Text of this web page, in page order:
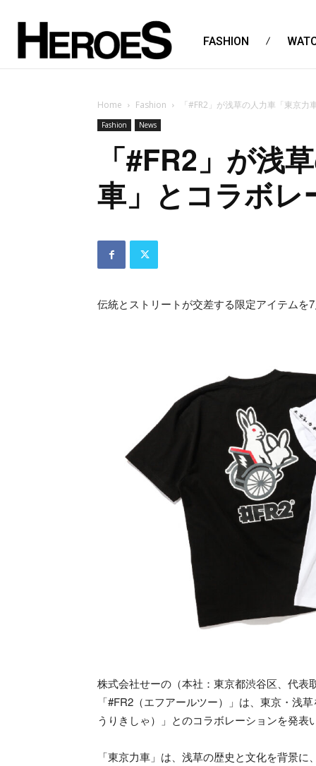
FASHION
Home Fashion 「#FR2」が浅草の人力車「東京
Fashion News
「#FR2」が浅
車」とコラボレ
伝統とストリートが交差する限定アイテム
株式会社せーの（本社：東京都渋谷区、代
「#FR2（エフアールツー）」は、東京・浅
うりきしゃ）」とのコラボレーションを発表
「東京力車」は、浅草の歴史と文化を背景